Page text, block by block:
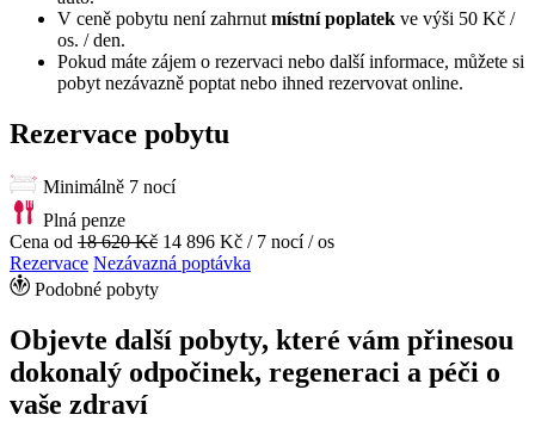
V ceně pobytu není zahrnut místní poplatek ve výši 50 Kč /
os. / den.
Pokud máte zájem o rezervaci nebo další informace, můžete si
pobyt nezávazně poptat nebo ihned rezervovat online.
Rezervace pobytu
Minimálně 7 nocí
Plná penze
Cena od 18 620 Kč 14 896 Kč / 7 nocí / os
Rezervace Nezávazná poptávka
Podobné pobyty
Objevte další pobyty, které vám přinesou
dokonalý odpočinek, regeneraci a péči o
vaše zdraví